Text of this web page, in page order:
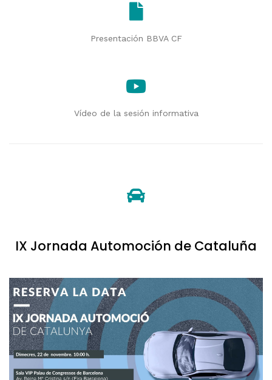
Presentación BBVA CF
Vídeo de la sesión informativa
IX Jornada Automoción de Cataluña